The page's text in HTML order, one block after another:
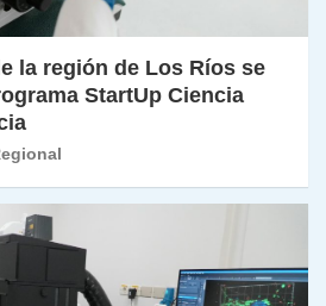
la región de Los Ríos se
StartUp Ciencia